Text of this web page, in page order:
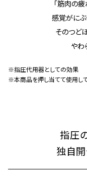
「筋肉の
感覚がにぶ
そのつど
やわ
※指圧代用器としての効果
※本商品を押し当てて使用し
指圧
独自開